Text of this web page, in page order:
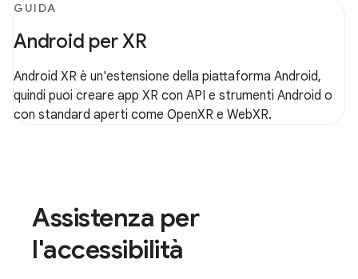
GUIDA
Android per XR
Android XR è un'estensione della piattaforma Android,
quindi puoi creare app XR con API e strumenti Android o
con standard aperti come OpenXR e WebXR.
Assistenza per
l'accessibilità